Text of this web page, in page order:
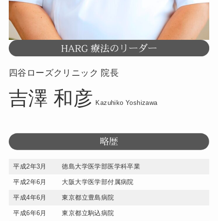
四谷ローズクリニック 院長
吉澤 和彦 Kazuhiko Yoshizawa
平成2年3月 徳島大学医学部医学科卒業
平成2年6月 大阪大学医学部付属病院
平成4年6月 東京都立豊島病院
平成6年6月 東京都立駒込病院